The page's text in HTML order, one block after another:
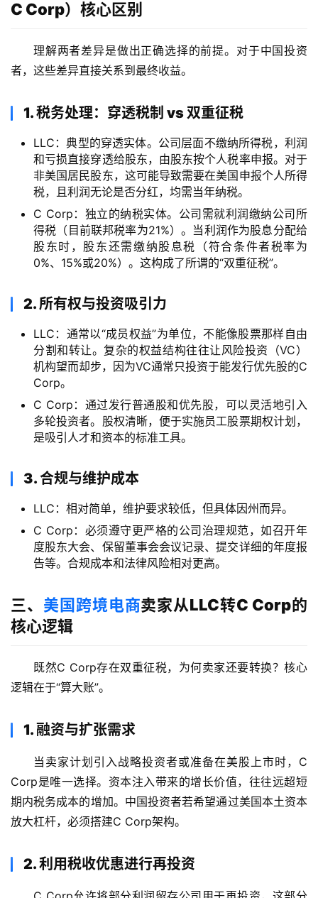
C Corp）核心区别
理解两者差异是做出正确选择的前提。对于中国投资
者，这些差异直接关系到最终收益。
1. 税务处理：穿透税制 vs 双重征税
LLC：典型的穿透实体。公司层面不缴纳所得税，利润
和亏损直接穿透给股东，由股东按个人税率申报。对于
非美国居民股东，这可能导致需要在美国申报个人所得
税，且利润无论是否分红，均需当年纳税。
C Corp：独立的纳税实体。公司需就利润缴纳公司所
得税（目前联邦税率为21%）。当利润作为股息分配给
股东时，股东还需缴纳股息税（符合条件者税率为
0%、15%或20%）。这构成了所谓的“双重征税”。
2. 所有权与投资吸引力
LLC：通常以“成员权益”为单位，不能像股票那样自由
分割和转让。复杂的权益结构往往让风险投资（VC）
机构望而却步，因为VC通常只投资于能发行优先股的C
Corp。
C Corp：通过发行普通股和优先股，可以灵活地引入
多轮投资者。股权清晰，便于实施员工股票期权计划，
是吸引人才和资本的标准工具。
3. 合规与维护成本
LLC：相对简单，维护要求较低，但具体因州而异。
C Corp：必须遵守更严格的公司治理规范，如召开年
度股东大会、保留董事会会议记录、提交详细的年度报
告等。合规成本和法律风险相对更高。
三、 美国跨境电商卖家从LLC转C Corp的
核心逻辑
既然C Corp存在双重征税，为何卖家还要转换？核心
逻辑在于“算大账”。
1. 融资与扩张需求
当卖家计划引入战略投资者或准备在美股上市时，C
Corp是唯一选择。资本注入带来的增长价值，往往远超短
期内税务成本的增加。中国投资者若希望通过美国本土资本
放大杠杆，必须搭建C Corp架构。
2. 利用税收优惠进行再投资